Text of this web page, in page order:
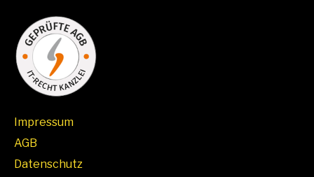
Impressum
AGB
Datenschutz